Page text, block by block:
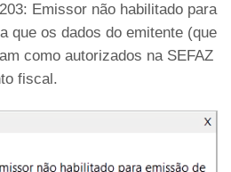
Emissor não habilitado para
que os dados do emitente (que
como autorizados na SEFAZ
fiscal.